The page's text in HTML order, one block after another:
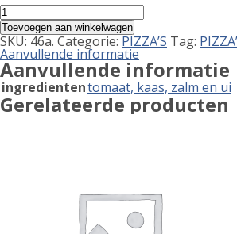
Salmone
aantal
Toevoegen aan winkelwagen
SKU: 46a. Categorie: PIZZA’S Tag:
Aanvullende informatie
Aanvullende informatie
ingrediententomaat, kaas, zalm en ui
Gerelateerde producten